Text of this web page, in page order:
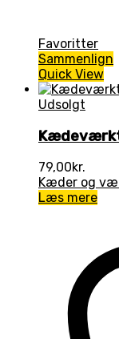
Favoritter
Sammenlign
Quick View
Udsolgt
79,00kr.
Kæder og
Læs mere